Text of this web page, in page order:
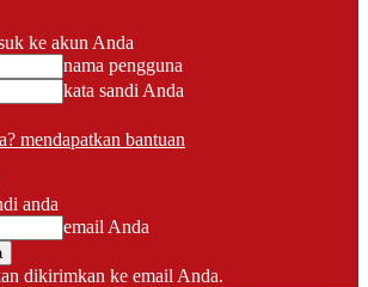
ke akun Anda
nama pengguna
kata sandi Anda
mendapatkan bantuan
anda
email Anda
dikirimkan ke email Anda.